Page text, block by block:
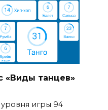
«Виды танцев»
игры 94